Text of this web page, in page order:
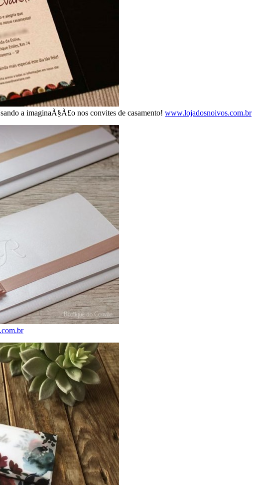
a imaginaÃ§Ã£o nos convites de casamento! www.lojadosnoivos.com.br